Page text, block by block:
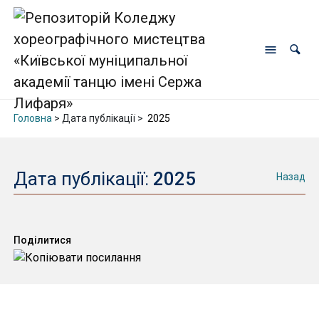
Головна > Дата публікації > 2025
Дата публікації: 2025 Назад
Поділитися